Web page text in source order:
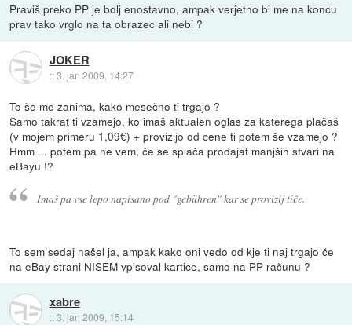
Praviš preko PP je bolj enostavno, ampak verjetno bi me na koncu
prav tako vrglo na ta obrazec ali nebi ?
JOKER
::3. jan 2009, 14:27
To še me zanima, kako mesečno ti trgajo ?
Samo takrat ti vzamejo, ko imaš aktualen oglas za katerega plačaš
(v mojem primeru 1,09€) + provizijo od cene ti potem še vzamejo ?
Hmm ... potem pa ne vem, če se splača prodajat manjših stvari na
eBayu !?
Imaš pa vse lepo napisano pod "gebühren" kar se provizij tiče.
To sem sedaj našel ja, ampak kako oni vedo od kje ti naj trgajo če
na eBay strani NISEM vpisoval kartice, samo na PP računu ?
xabre
::3. jan 2009, 15:14